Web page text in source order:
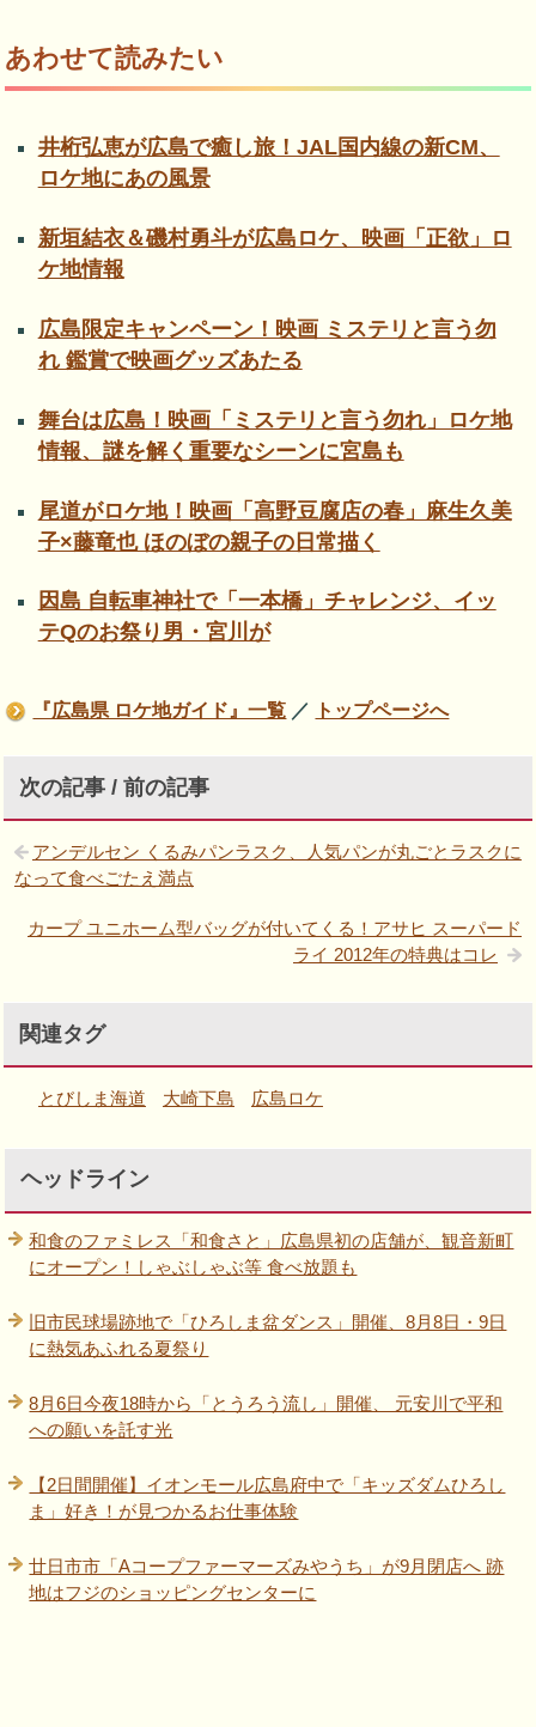
あわせて読みたい
井桁弘恵が広島で癒し旅！JAL国内線の新CM、
ロケ地にあの風景
新垣結衣＆磯村勇斗が広島ロケ、映画「正欲」ロ
ケ地情報
広島限定キャンペーン！映画 ミステリと言う勿
れ 鑑賞で映画グッズあたる
舞台は広島！映画「ミステリと言う勿れ」ロケ地
情報、謎を解く重要なシーンに宮島も
尾道がロケ地！映画「高野豆腐店の春」麻生久美
子×藤竜也 ほのぼの親子の日常描く
因島 自転車神社で「一本橋」チャレンジ、イッ
テQのお祭り男・宮川が
『広島県 ロケ地ガイド』一覧 ／ トップページへ
次の記事 / 前の記事
アンデルセン くるみパンラスク、人気パンが丸ごとラスクに
なって食べごたえ満点
カープ ユニホーム型バッグが付いてくる！アサヒ スーパード
ライ 2012年の特典はコレ
関連タグ
とびしま海道 大崎下島 広島ロケ
ヘッドライン
和食のファミレス「和食さと」広島県初の店舗が、観音新町
にオープン！しゃぶしゃぶ等 食べ放題も
旧市民球場跡地で「ひろしま盆ダンス」開催、8月8日・9日
に熱気あふれる夏祭り
8月6日今夜18時から「とうろう流し」開催、 元安川で平和
への願いを託す光
【2日間開催】イオンモール広島府中で「キッズダムひろし
ま」好き！が見つかるお仕事体験
廿日市市「Aコープファーマーズみやうち」が9月閉店へ 跡
地はフジのショッピングセンターに